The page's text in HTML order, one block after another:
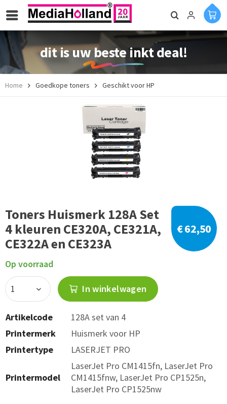
dit is uw beste inkt deal!
Home Goedkope toners Geschikt voor HP
Toners Huismerk 128A Set
4 kleuren CE320A, CE321A,
CE322A en CE323A
€ 62,50
Op voorraad
In winkelwagen
Artikelcode
128A set van 4
Printermerk
Huismerk voor HP
Printertype
LASERJET PRO
Printermodel
LaserJet Pro CM1415fn, LaserJet Pro
CM1415fnw, LaserJet Pro CP1525n,
LaserJet Pro CP1525nw